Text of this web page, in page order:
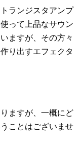
ランジスタアンプ
って上品なサウン
ますが、その方々
り出すエフェクタ
ますが、一概にど
ことはございませ